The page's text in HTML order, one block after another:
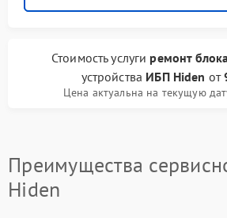
Стоимость услуги ремонт
устройства ИБП Hiden от
Цена актуальна на текущую
Преимущества
Hiden